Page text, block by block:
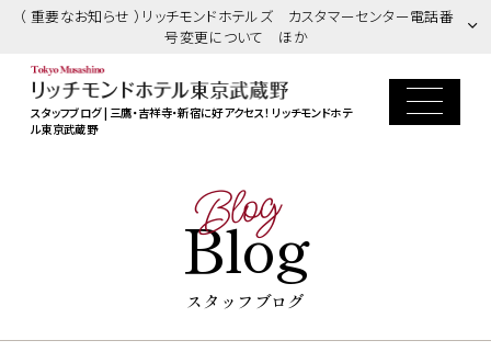
（ 重要なお知らせ ）リッチモンドホテルズ カスタマーセンター電話番
号変更について ほか
スタッフブログ | 三鷹・吉祥寺・新宿に好アクセス！ リッチモンドホテ
ル東京武蔵野
Blog
Blog
スタッフブログ